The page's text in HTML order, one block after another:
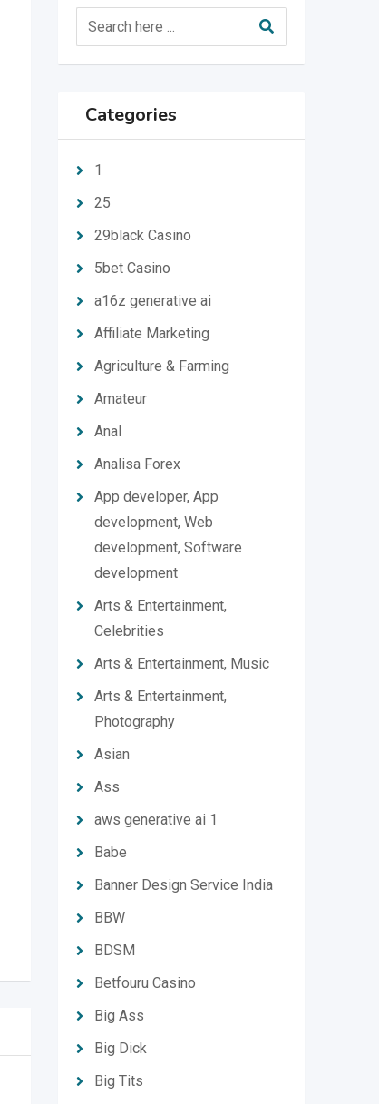
Categories
1
25
29black Casino
5bet Casino
a16z generative ai
Affiliate Marketing
Agriculture & Farming
Amateur
Anal
Analisa Forex
App developer, App
development, Web
development, Software
development
Arts & Entertainment,
Celebrities
Arts & Entertainment, Music
Arts & Entertainment,
Photography
Asian
Ass
aws generative ai 1
Babe
Banner Design Service India
BBW
BDSM
Betfouru Casino
Big Ass
Big Dick
Big Tits